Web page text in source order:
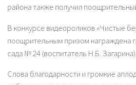
района также получил
В конкурсе видеороликов «Чистые
поощрительным призом награждена
сада № 24 (воспитатель Н.Б. Загарина).
Слова благодарности и громкие